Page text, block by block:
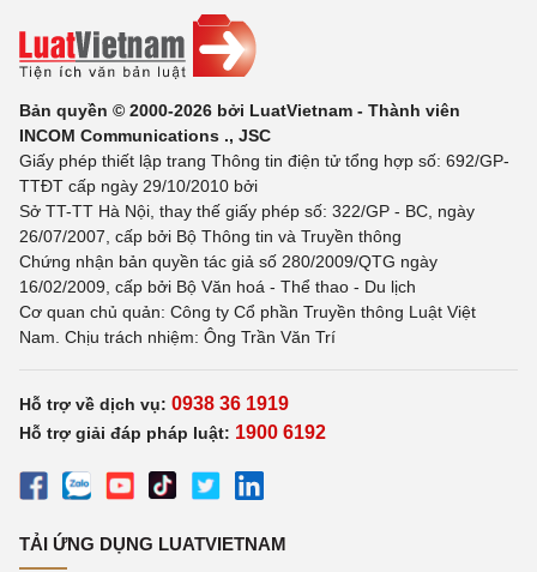
Bản quyền © 2000-2026 bởi LuatVietnam - Thành viên
INCOM Communications ., JSC
Giấy phép thiết lập trang Thông tin điện tử tổng hợp số: 692/GP-
TTĐT cấp ngày 29/10/2010 bởi
Sở TT-TT Hà Nội, thay thế giấy phép số: 322/GP - BC, ngày
26/07/2007, cấp bởi Bộ Thông tin và Truyền thông
Chứng nhận bản quyền tác giả số 280/2009/QTG ngày
16/02/2009, cấp bởi Bộ Văn hoá - Thể thao - Du lịch
Cơ quan chủ quản: Công ty Cổ phần Truyền thông Luật Việt
Nam. Chịu trách nhiệm: Ông Trần Văn Trí
Hỗ trợ về dịch vụ: 0938 36 1919
Hỗ trợ giải đáp pháp luật: 1900 6192
TẢI ỨNG DỤNG LUATVIETNAM